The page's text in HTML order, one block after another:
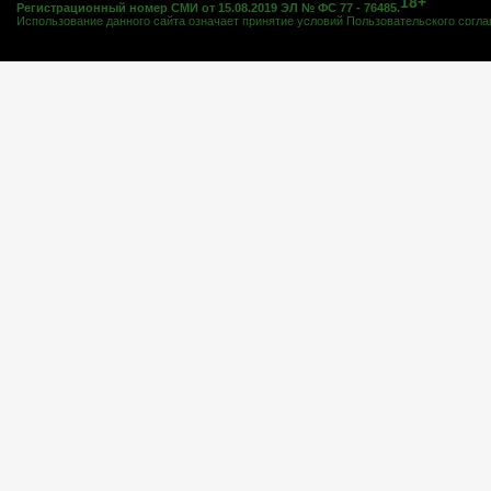
Регистрационный номер СМИ от 15.08.2019 ЭЛ № ФС 77 - 76485.
Использование данного сайта означает принятие условий Пользовательского